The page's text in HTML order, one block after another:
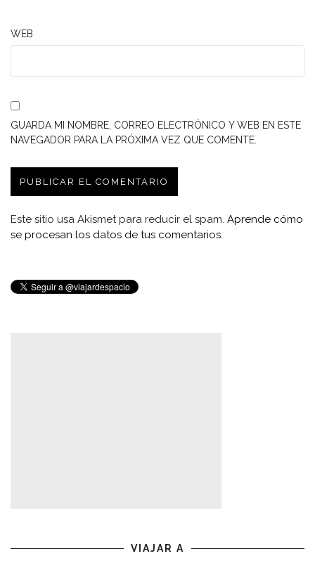
WEB
GUARDA MI NOMBRE, CORREO ELECTRÓNICO Y WEB EN ESTE
NAVEGADOR PARA LA PRÓXIMA VEZ QUE COMENTE.
Este sitio usa Akismet para reducir el spam. Aprende cómo
se procesan los datos de tus comentarios.
VIAJAR A